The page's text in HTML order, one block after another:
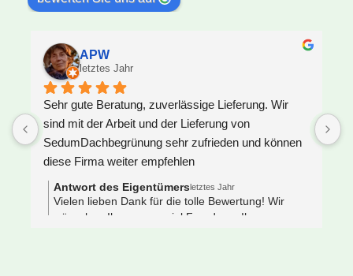
APW
letztes Jahr
Sehr gute Beratung, zuverlässige Lieferung. Wir
sind mit der Arbeit und der Lieferung von
SedumDachbegrünung sehr zufrieden und können
diese Firma weiter empfehlen
Antwort des Eigentümersletztes Jahr
Vielen lieben Dank für die tolle Bewertung! Wir
wünschen Ihnen ganz viel Freude an Ihrem neuen